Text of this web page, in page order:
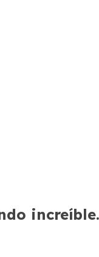
increíble.